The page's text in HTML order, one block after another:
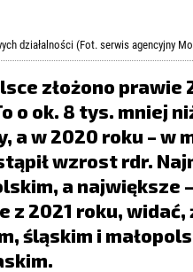
działalności (Fot. serwis agencyjny
złożono
ok. 8 tys. mniej
a w 2020 roku – w
wzrost rdr.
a największe
z 2021 roku,
śląskim i